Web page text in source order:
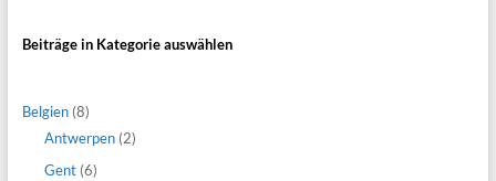
Beiträge in Kategorie auswählen
Belgien(8)
Antwerpen(2)
Gent(6)